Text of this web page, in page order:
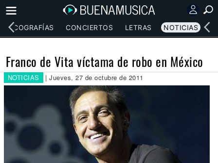
DISCOGRAFÍAS CONCIERTOS LETRAS NOTICIAS
Franco de Vita víctama de robo en México
NOTICIAS | Jueves, 27 de octubre de 2011